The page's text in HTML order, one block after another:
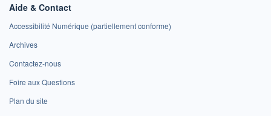
Aide & Contact
Accessibilité Numérique (partiellement conforme)
Archives
Contactez-nous
Foire aux Questions
Plan du site